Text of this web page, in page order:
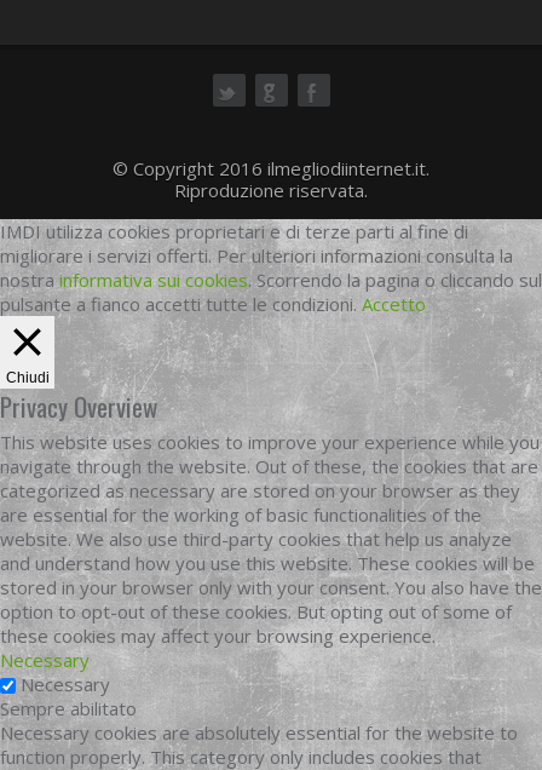
© Copyright 2016 ilmegliodiinternet.it.
Riproduzione riservata.
IMDI utilizza cookies proprietari e di terze parti al fine di
migliorare i servizi offerti. Per ulteriori informazioni consulta la
nostrainformativa sui cookies. Scorrendo la pagina o cliccando sul
pulsante a fianco accetti tutte le condizioni. Accetto
Chiudi
Privacy Overview
This website uses cookies to improve your experience while you
navigate through the website. Out of these, the cookies that are
categorized as necessary are stored on your browser as they
are essential for the working of basic functionalities of the
website. We also use third-party cookies that help us analyze
and understand how you use this website. These cookies will be
stored in your browser only with your consent. You also have the
option to opt-out of these cookies. But opting out of some of
these cookies may affect your browsing experience.
Necessary
Necessary
Sempre abilitato
Necessary cookies are absolutely essential for the website to
function properly. This category only includes cookies that